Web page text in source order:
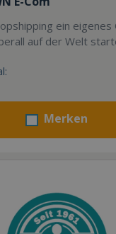
ein eigenes
auf der Welt
Merken